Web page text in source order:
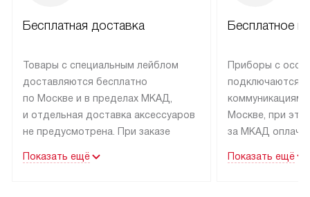
Бесплатная доставка
Товары с специальным лейблом
доставляются бесплатно
по Москве и в пределах МКАД,
и отдельная доставка аксессуаров
не предусмотрена. При заказе
рекомендуем обсудить
Показать ещё
Бесплатное
Приборы с
подключаются к
коммуникациям
Москве, при
за МКАД
партнера
Показать ещё